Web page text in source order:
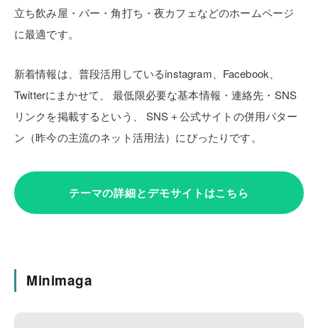
立ち飲み屋・バー・角打ち・夜カフェなどのホームページ
に最適です。
新着情報は、普段活用しているinstagram、Facebook、
Twitterにまかせて、
最低限必要な基本情報・連絡先・SNS
リンクを掲載するという、
SNS＋公式サイトの併用パター
ン（昨今の主流のネット活用法）にぴったりです。
テーマの詳細とデモサイトはこちら
Minimaga